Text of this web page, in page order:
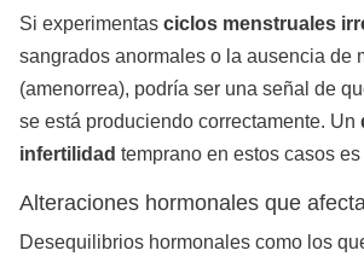
Si experimentas ciclos menstruales
sangrados anormales o la ausencia de
(amenorrea), podría ser una señal de
se está produciendo correctamente. Un
infertilidad temprano en estos casos
Alteraciones hormonales que
Desequilibrios hormonales como los